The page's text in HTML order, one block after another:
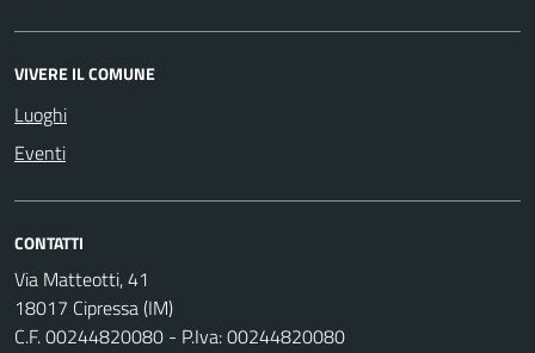
VIVERE IL COMUNE
Luoghi
Eventi
CONTATTI
Via Matteotti, 41
18017 Cipressa (IM)
C.F. 00244820080 - P.Iva: 00244820080